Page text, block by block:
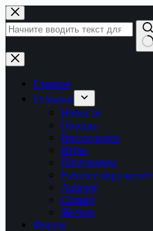
Перейти
к
сути
Ничего
не
найденоГлавная
Рубрики
Новости
Обзоры
Инструкции
Игры
Программы
Рабочее окружение
Android
Сервер
Железо
Форум